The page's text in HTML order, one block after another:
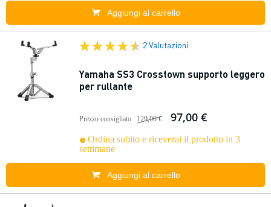
Aggiungi al carrello
2 Valutazioni
Yamaha SS3 Crosstown supporto leggero
per rullante
Prezzo consigliato 129,00 € 97,00 €
Ordina subito e riceverai il prodotto in 3
settimane
Aggiungi al carrello